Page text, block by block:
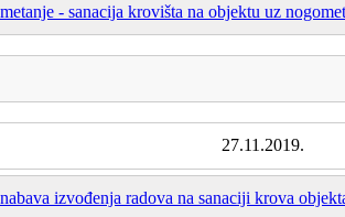
- sanacija krovišta na objektu uz
27.11.2019.
izvođenja radova na sanaciji krova